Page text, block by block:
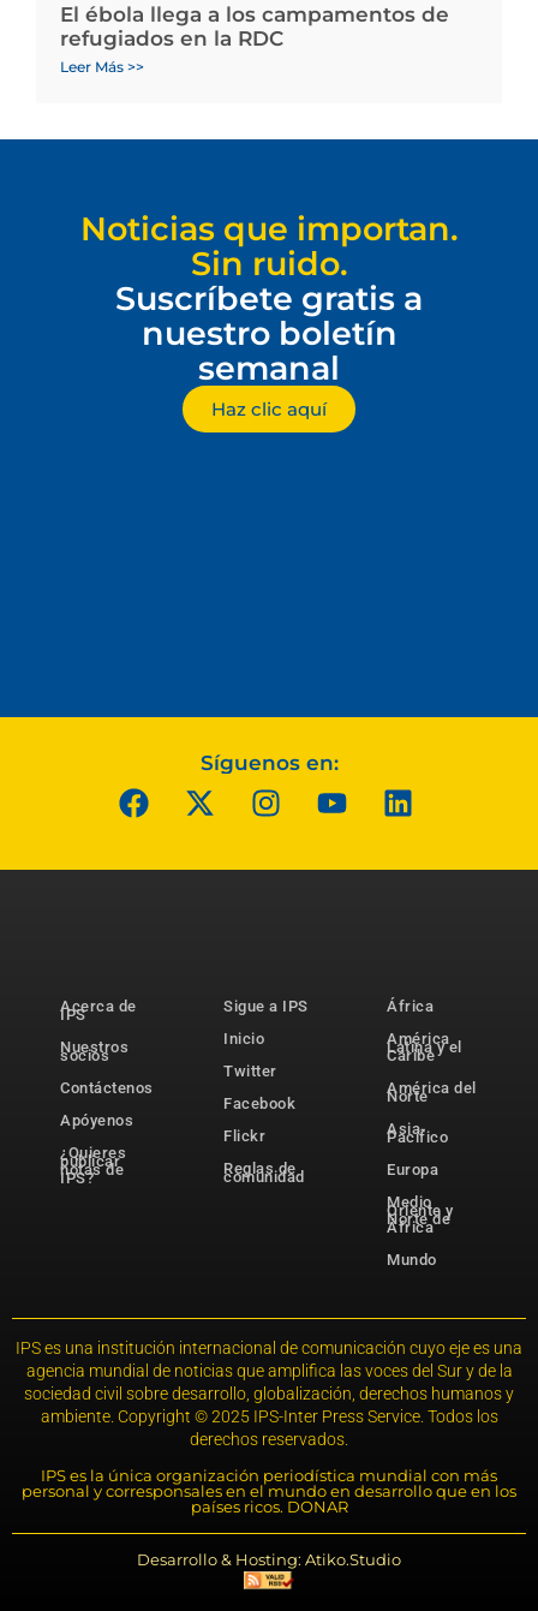
El ébola llega a los campamentos de
refugiados en la RDC
Leer Más >>
Noticias que importan.
Sin ruido.
Suscríbete gratis a
nuestro boletín
semanal
Haz clic aquí
Síguenos en:
Acerca de
IPS
Nuestros
socios
Contáctenos
Apóyenos
¿Quieres
publicar
notas de
IPS?
Sigue a IPS
Inicio
Twitter
Facebook
Flickr
Reglas de
comunidad
África
América
Latina y el
Caribe
América del
Norte
Asia-
Pacífico
Europa
Medio
Oriente y
Norte de
África
Mundo
IPS es una institución internacional de comunicación cuyo eje es una
agencia mundial de noticias que amplifica las voces del Sur y de la
sociedad civil sobre desarrollo, globalización, derechos humanos y
ambiente. Copyright © 2025 IPS-Inter Press Service. Todos los
derechos reservados.
IPS es la única organización periodística mundial con más
personal y corresponsales en el mundo en desarrollo que en los
países ricos. DONAR
Desarrollo & Hosting: Atiko.Studio